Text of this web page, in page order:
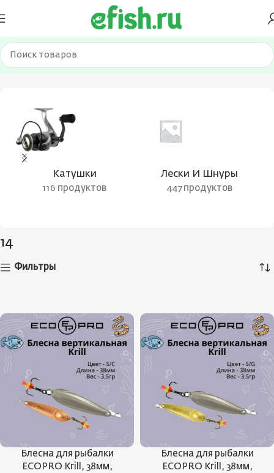
Главная Товар Размер крючка, N 14 Страница 6
Катушки
116 продуктов
Лески И Шнуры
447 продуктов
14
Фильтры
Блесна для рыбалки
ECOPRO Krill, 38мм,
Блесна для рыбалки
ECOPRO Krill, 38мм,